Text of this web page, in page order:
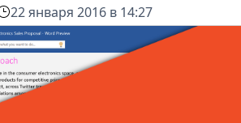
22 января 2016 в 14:27